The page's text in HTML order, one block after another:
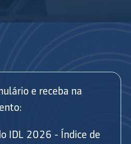
e receba na
IDL 2026 - Índice de